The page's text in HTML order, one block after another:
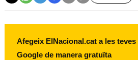
Afegeix ElNacional.cat a les
Google de manera gratuïta